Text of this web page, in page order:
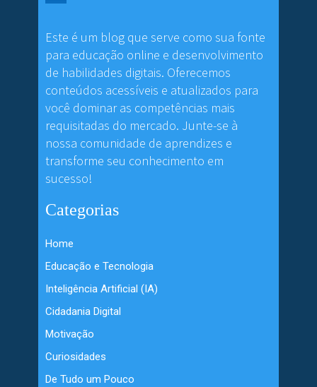
Este é um blog que serve como sua fonte
para educação online e desenvolvimento
de habilidades digitais. Oferecemos
conteúdos acessíveis e atualizados para
você dominar as competências mais
requisitadas do mercado. Junte-se à
nossa comunidade de aprendizes e
transforme seu conhecimento em
sucesso!
Categorias
Home
Educação e Tecnologia
Inteligência Artificial (IA)
Cidadania Digital
Motivação
Curiosidades
De Tudo um Pouco